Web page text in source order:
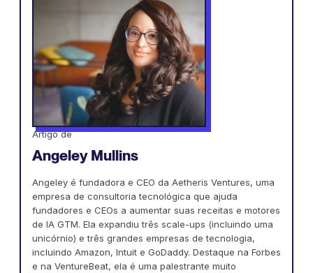
Artigo de
Angeley Mullins
Angeley é fundadora e CEO da Aetheris Ventures, uma
empresa de consultoria tecnológica que ajuda
fundadores e CEOs a aumentar suas receitas e motores
de IA GTM. Ela expandiu três scale-ups (incluindo uma
unicórnio) e três grandes empresas de tecnologia,
incluindo Amazon, Intuit e GoDaddy. Destaque na Forbes
e na VentureBeat, ela é uma palestrante muito